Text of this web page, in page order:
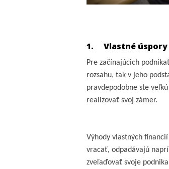
1. Vlastné úspory
Pre začínajúcich
rozsahu, tak v jeho
pravdepodobne ste
realizovať svoj zámer.
Výhody vlastných
vracať, odpadávajú
zveľaďovať svoje